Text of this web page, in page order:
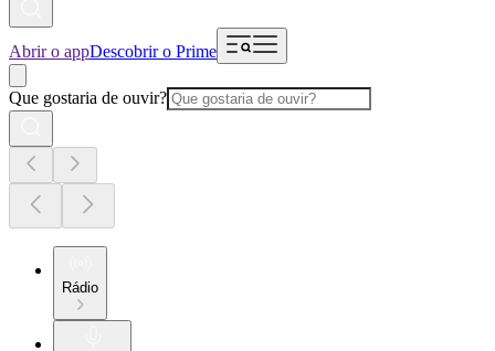
Abrir o appDescobrir o Prime
Que gostaria de ouvir?
Rádio